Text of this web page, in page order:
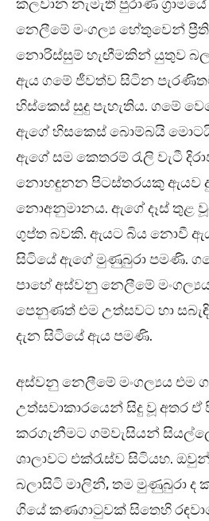
කලවාන නැමැති පුරාණ
නෙලීමේ මංගල්‍ය හේතුවෙන්
නොරිස්සුම් හැඟීමකින් යුතුව
ඇය ගමේ ජීවත්ව සිටින
හිස්කෙස් සුදු පැහැතිය. ගමේ
ඇගේ හිසකෙස් බොම්බයි
ඇගේ සම කෙතරම් රැලි වැටී
නොහඳුනන පිටස්තරයකු ඇයව
නොඅනුමානය. ඇගේ දෑස් තුළ
ගුප්ත බවකි. ඇයට බිය නොවී
සිටියේ ඇගේ මුණුබුරා පමණි.
පාහේ අස්වනු නෙලීමේ
පෙනුණත් එම උත්සවට හා
දැන සිටියේ ඇය පමණි.
අස්වනු නෙලීමේ මංගල්‍යය එම
උත්සවාකාරයෙන් සිදු වූ අතර ඒ
කරගැනීමට ගම්වැසියන්
ශාලාවට එක්රැස්ව සිටියහ.
බලාසිටි මාලිනී, තම මුණුබුරා ද
ගියේ කණගාටුවක් සිතෙහි